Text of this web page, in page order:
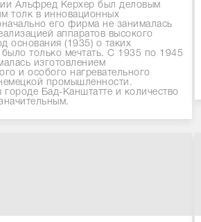
Альфред Керхер был деловым
толк в инновационных
его фирма не занималась
аппаратов высокого
основания (1935) о таких
было только мечтать. С 1935 по 1945
изготовлением
и особого нагревательного
промышленности.
городе Бад-Канштатте и количество